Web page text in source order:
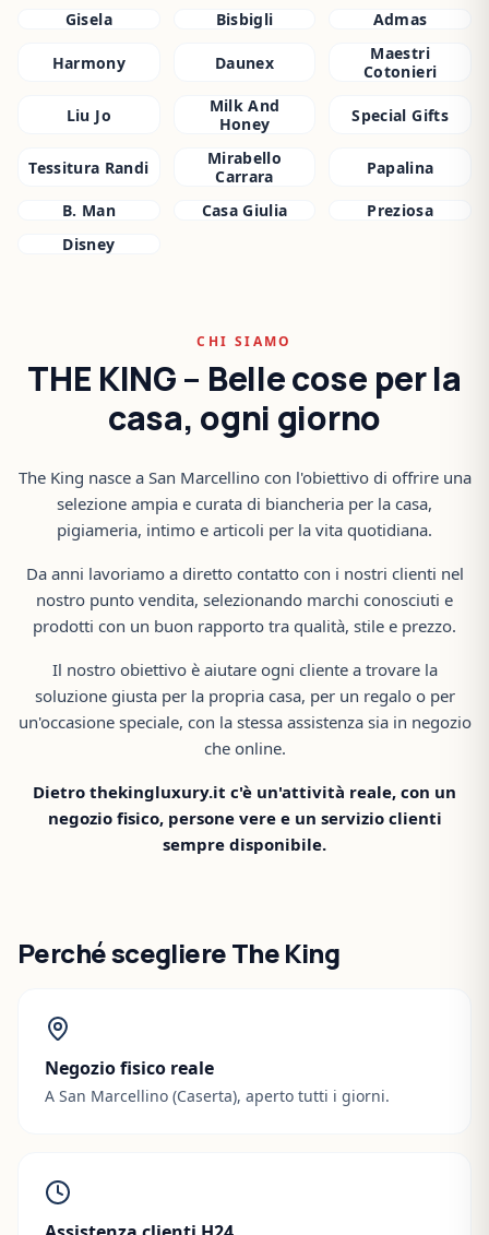
Gisela Bisbigli Admas
Harmony Daunex
Maestri
Cotonieri
Liu Jo
Milk And
Honey
Special Gifts
Tessitura Randi
Mirabello
Carrara
Papalina
B. Man Casa Giulia
Preziosa
Disney
CHI SIAMO
THE KING – Belle cose per la
casa, ogni giorno
The King nasce a San Marcellino con l'obiettivo di offrire una
selezione ampia e curata di biancheria per la casa,
pigiameria, intimo e articoli per la vita quotidiana.
Da anni lavoriamo a diretto contatto con i nostri clienti nel
nostro punto vendita, selezionando marchi conosciuti e
prodotti con un buon rapporto tra qualità, stile e prezzo.
Il nostro obiettivo è aiutare ogni cliente a trovare la
soluzione giusta per la propria casa, per un regalo o per
un'occasione speciale, con la stessa assistenza sia in negozio
che online.
Dietro thekingluxury.it c'è un'attività reale, con un
negozio fisico, persone vere e un servizio clienti
sempre disponibile.
Perché scegliere The King
Negozio fisico reale
A San Marcellino (Caserta), aperto tutti i giorni.